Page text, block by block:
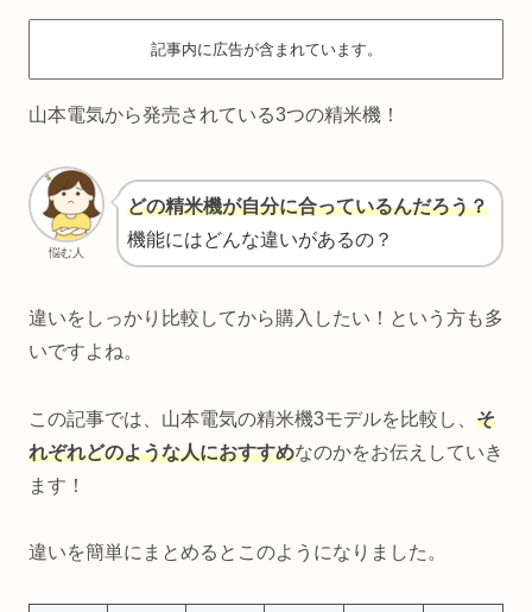
記事内に広告が含まれています。
山本電気から発売されている3つの精米機！
悩む人
どの精米機が自分に合っているんだろう？
機能にはどんな違いがあるの？
違いをしっかり比較してから購入したい！という方も多
いですよね。
この記事では、山本電気の精米機3モデルを比較し、 そ
れぞれどのような人におすすめなのかをお伝えしていき
ます！
違いを簡単にまとめるとこのようになりました。